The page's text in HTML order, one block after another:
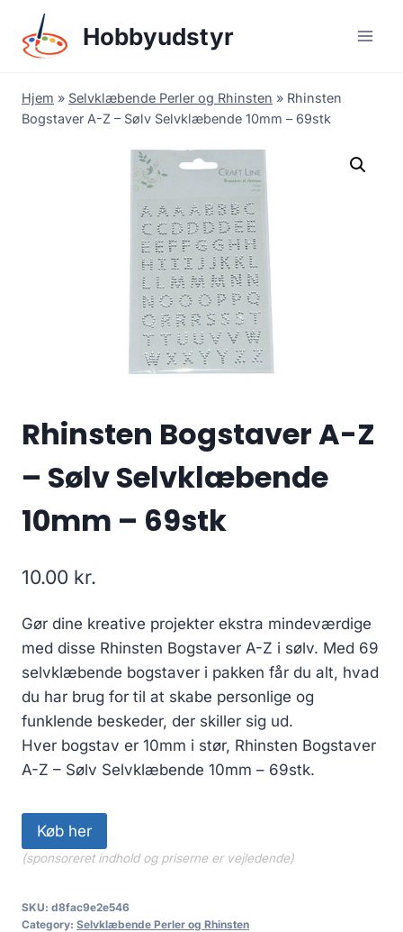
content
Hobbyudstyr
Hjem » Selvklæbende Perler og Rhinsten » Rhinsten
Bogstaver A-Z – Sølv Selvklæbende 10mm – 69stk
Rhinsten Bogstaver A-Z
– Sølv Selvklæbende
10mm – 69stk
10.00 kr.
Gør dine kreative projekter ekstra mindeværdige
med disse Rhinsten Bogstaver A-Z i sølv. Med 69
selvklæbende bogstaver i pakken får du alt, hvad
du har brug for til at skabe personlige og
funklende beskeder, der skiller sig ud.
Hver bogstav er 10mm i stør, Rhinsten Bogstaver
A-Z – Sølv Selvklæbende 10mm – 69stk.
Køb her
(sponsoreret indhold og priserne er vejledende)
SKU: d8fac9e2e546
Category: Selvklæbende Perler og Rhinsten